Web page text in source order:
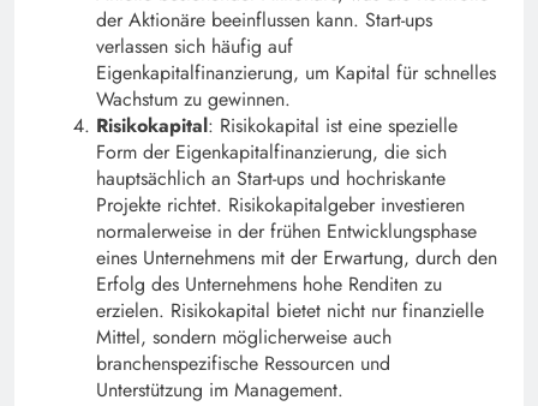
der Aktionäre beeinflussen kann. Start-ups
verlassen sich häufig auf
Eigenkapitalfinanzierung, um Kapital für schnelles
Wachstum zu gewinnen.
Risikokapital: Risikokapital ist eine spezielle
Form der Eigenkapitalfinanzierung, die sich
hauptsächlich an Start-ups und hochriskante
Projekte richtet. Risikokapitalgeber investieren
normalerweise in der frühen Entwicklungsphase
eines Unternehmens mit der Erwartung, durch den
Erfolg des Unternehmens hohe Renditen zu
erzielen. Risikokapital bietet nicht nur finanzielle
Mittel, sondern möglicherweise auch
branchenspezifische Ressourcen und
Unterstützung im Management.